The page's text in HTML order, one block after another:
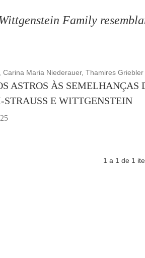
Family
Carina Maria Niederauer, Thamires Griebler
ASTROS ÀS
E WITTGENSTEIN
1 a 1 de 1